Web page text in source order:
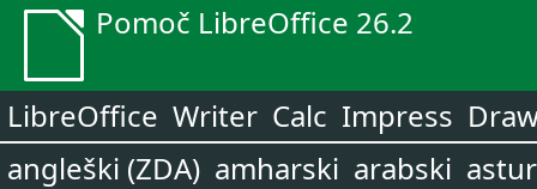
Pomoč LibreOffice 26.2
LibreOffice Writer Calc Impress
angleški (ZDA) amharski arabski